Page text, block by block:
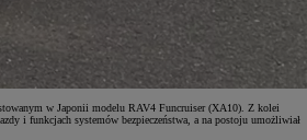
w Japonii modelu RAV4 Funcruiser (XA10). Z kolei
i funkcjach systemów bezpieczeństwa, a na postoju umożliwiał